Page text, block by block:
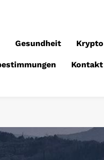
Gesundheit Krypto
Kontakt